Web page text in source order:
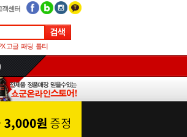
객센터
고글 패딩 톨티